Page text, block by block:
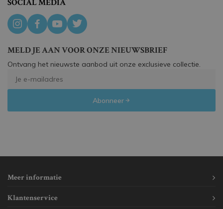
SOCIAL MEDIA
MELD JE AAN VOOR ONZE NIEUWSBRIEF
Ontvang het nieuwste aanbod uit onze exclusieve collectie.
Abonneer
Meer informatie
Klantenservice